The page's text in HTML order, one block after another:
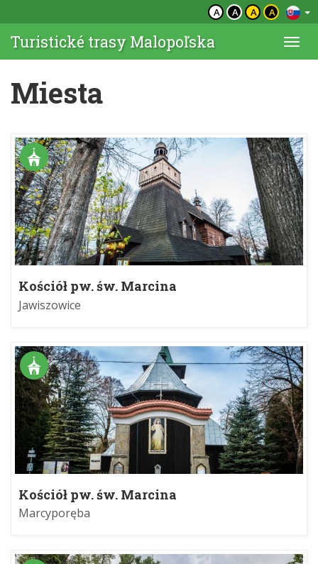
A A A A
Turistické trasy Malopoľska
Miesta
Kościół pw. św. Marcina
Jawiszowice
Kościół pw. św. Marcina
Marcyporęba